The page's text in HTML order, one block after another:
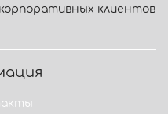
клиентов